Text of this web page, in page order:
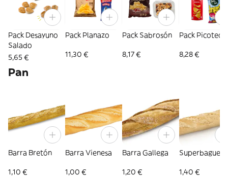
Pack Desayuno
Salado
5,65 €
Pack Planazo
11,30 €
Pack Sabrosón
8,17 €
Pack Picoteo
8,28 €
Pan
Barra Bretón
1,10 €
Barra Vienesa
1,00 €
Barra Gallega
1,20 € 1,40 €